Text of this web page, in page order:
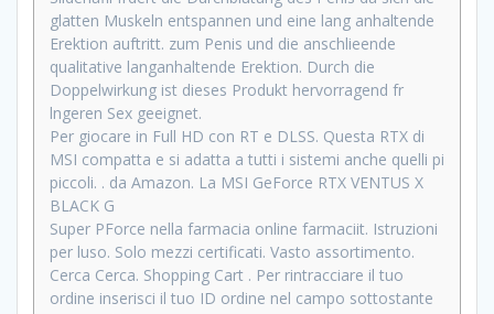
glatten Muskeln entspannen und eine lang anhaltende
Erektion auftritt. zum Penis und die anschlieende
qualitative langanhaltende Erektion. Durch die
Doppelwirkung ist dieses Produkt hervorragend fr
lngeren Sex geeignet.
Per giocare in Full HD con RT e DLSS. Questa RTX di
MSI compatta e si adatta a tutti i sistemi anche quelli pi
piccoli. . da Amazon. La MSI GeForce RTX VENTUS X
BLACK G
Super PForce nella farmacia online farmaciit. Istruzioni
per luso. Solo mezzi certificati. Vasto assortimento.
Cerca Cerca. Shopping Cart . Per rintracciare il tuo
ordine inserisci il tuo ID ordine nel campo sottostante